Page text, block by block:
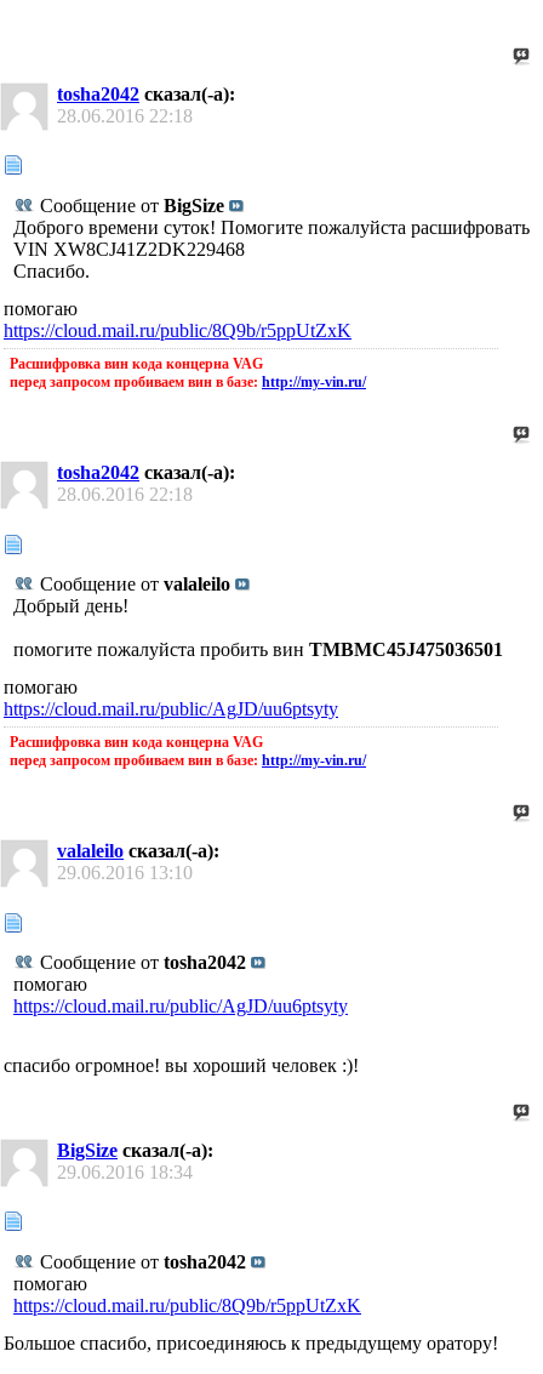
tosha2042 сказал(-а):
28.06.2016 22:18
Сообщение от BigSize
Доброго времени суток! Помогите пожалуйста расшифровать
VIN XW8CJ41Z2DK229468
Спасибо.
помогаю
https://cloud.mail.ru/public/8Q9b/r5ppUtZxK
Расшифровка вин кода концерна VAG
перед запросом пробиваем вин в базе: http://my-vin.ru/
tosha2042 сказал(-а):
28.06.2016 22:18
Сообщение от valaleilo
Добрый день!
помогите пожалуйста пробить вин TMBMC45J475036501
помогаю
https://cloud.mail.ru/public/AgJD/uu6ptsyty
Расшифровка вин кода концерна VAG
перед запросом пробиваем вин в базе: http://my-vin.ru/
valaleilo сказал(-а):
29.06.2016 13:10
Сообщение от tosha2042
помогаю
https://cloud.mail.ru/public/AgJD/uu6ptsyty
спасибо огромное! вы хороший человек :)!
BigSize сказал(-а):
29.06.2016 18:34
Сообщение от tosha2042
помогаю
https://cloud.mail.ru/public/8Q9b/r5ppUtZxK
Большое спасибо, присоединяюсь к предыдущему оратору!